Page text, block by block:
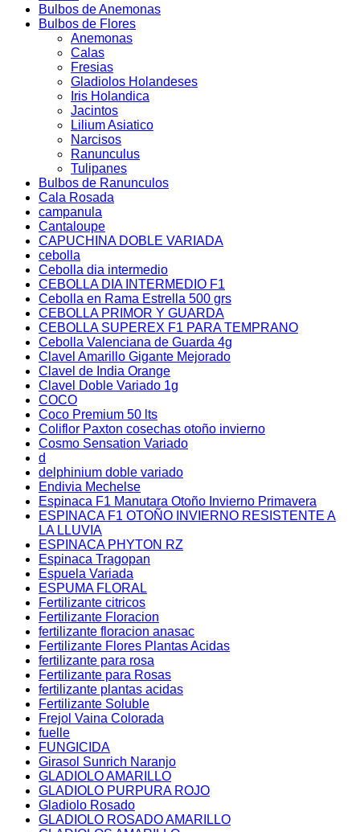
Bulbos de Anemonas
Bulbos de Flores
Anemonas
Calas
Fresias
Gladiolos Holandeses
Iris Holandica
Jacintos
Lilium Asiatico
Narcisos
Ranunculus
Tulipanes
Bulbos de Ranunculos
Cala Rosada
campanula
Cantaloupe
CAPUCHINA DOBLE VARIADA
cebolla
Cebolla dia intermedio
CEBOLLA DIA INTERMEDIO F1
Cebolla en Rama Estrella 500 grs
CEBOLLA PRIMOR Y GUARDA
CEBOLLA SUPEREX F1 PARA TEMPRANO
Cebolla Valenciana de Guarda 4g
Clavel Amarillo Gigante Mejorado
Clavel de India Orange
Clavel Doble Variado 1g
COCO
Coco Premium 50 lts
Coliflor Paxton cosechas otoño invierno
Cosmo Sensation Variado
d
delphinium doble variado
Endivia Mechelse
Espinaca F1 Manutara Otoño Invierno Primavera
ESPINACA F1 OTOÑO INVIERNO RESISTENTE A
LA LLUVIA
ESPINACA PHYTON RZ
Espinaca Tragopan
Espuela Variada
ESPUMA FLORAL
Fertilizante citricos
Fertilizante Floracion
fertilizante floracion anasac
Fertilizante Flores Plantas Acidas
fertilizante para rosa
Fertilizante para Rosas
fertilizante plantas acidas
Fertilizante Soluble
Frejol Vaina Colorada
fuelle
FUNGICIDA
Girasol Sunrich Naranjo
GLADIOLO AMARILLO
GLADIOLO PURPURA ROJO
Gladiolo Rosado
GLADIOLO ROSADO AMARILLO